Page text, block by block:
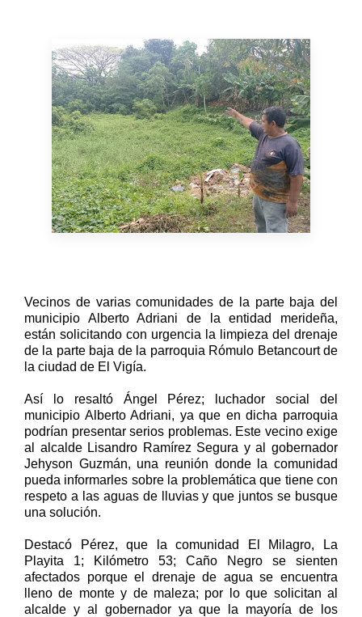
Vecinos de varias comunidades de la parte baja del
municipio Alberto Adriani de la entidad merideña,
están solicitando con urgencia la limpieza del drenaje
de la parte baja de la parroquia Rómulo Betancourt de
la ciudad de El Vigía.
Así lo resaltó Ángel Pérez; luchador social del
municipio Alberto Adriani, ya que en dicha parroquia
podrían presentar serios problemas. Este vecino exige
al alcalde Lisandro Ramírez Segura y al gobernador
Jehyson Guzmán, una reunión donde la comunidad
pueda informarles sobre la problemática que tiene con
respeto a las aguas de lluvias y que juntos se busque
una solución.
Destacó Pérez, que la comunidad El Milagro, La
Playita 1; Kilómetro 53; Caño Negro se sienten
afectados porque el drenaje de agua se encuentra
lleno de monte y de maleza; por lo que solicitan al
alcalde y al gobernador ya que la mayoría de los